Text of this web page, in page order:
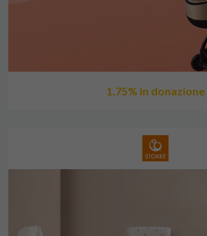
1,75% in donazione